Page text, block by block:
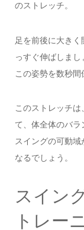
のストレッチ。
足を前後に大き
っすぐ伸ばしまし
この姿勢を数秒間
このストレッチ
て、体全体のバラ
スイングの可動
なるでしょう。
スイン
トレー